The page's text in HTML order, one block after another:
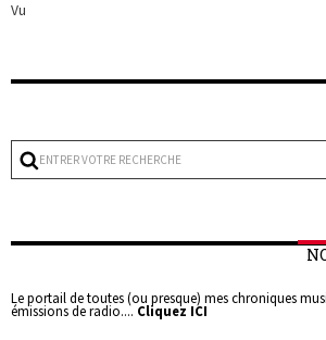
Vu
Le portail de toutes (ou presque) mes chroniques
émissions de radio.... Cliquez ICI